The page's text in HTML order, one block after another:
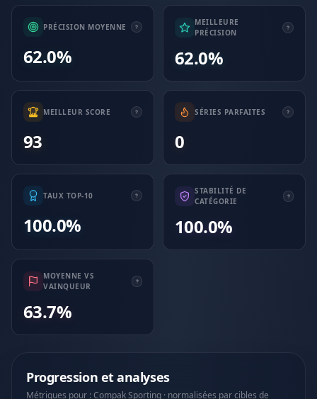
PRÉCISION MOYENNE
62.0%
MEILLEURE
PRÉCISION
62.0%
MEILLEUR SCORE
93
SÉRIES PARFAITES
0
TAUX TOP-10
100.0%
STABILITÉ DE
CATÉGORIE
100.0%
MOYENNE VS
VAINQUEUR
63.7%
Progression et analyses
Métriques pour : Compak Sporting · normalisées par cibles de